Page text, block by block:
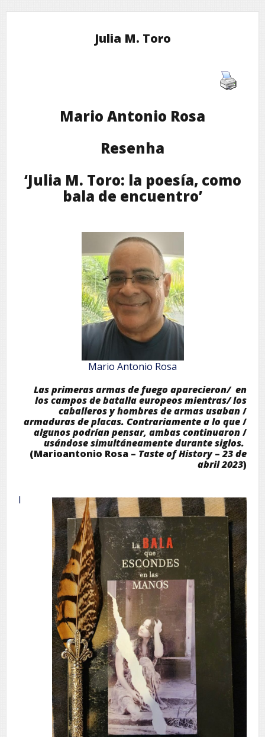
Julia M. Toro
Mario Antonio Rosa
Resenha
‘Julia M. Toro: la poesía, como
bala de encuentro’
Mario Antonio Rosa
Las primeras armas de fuego aparecieron/ en
los campos de batalla europeos mientras/los
caballeros y hombres de armas usaban/
armaduras de placas. Contrariamente a lo que/
algunos podrían pensar, ambas continuaron/
usándose simultáneamente durante siglos.
(Marioantonio Rosa – Taste of History–23 de
abril 2023)
l